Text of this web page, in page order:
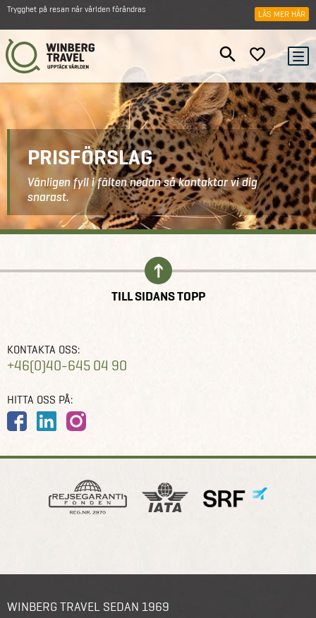
Trygghet på resan när världen förändras LÄS MER HÄR
PRISFÖRSLAG
Vänligen fyll i fälten nedan så kontaktar vi dig
snarast.
TILL SIDANS TOPP
KONTAKTA OSS:
+46(0)40-645 04 90
HITTA OSS PÅ:
WINBERG TRAVEL SEDAN 1969